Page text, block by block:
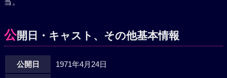
れ、英次の処分は矢野組に一任という約束ができ上った。そ
朗報を受取った英次は、病院に向った。その途中矢野の配下
にとりかこまれた英次は殺された。綾子はくずれ落ちる英次
当。
公開日・キャスト、その他基本情報
公開日 1971年4月24日